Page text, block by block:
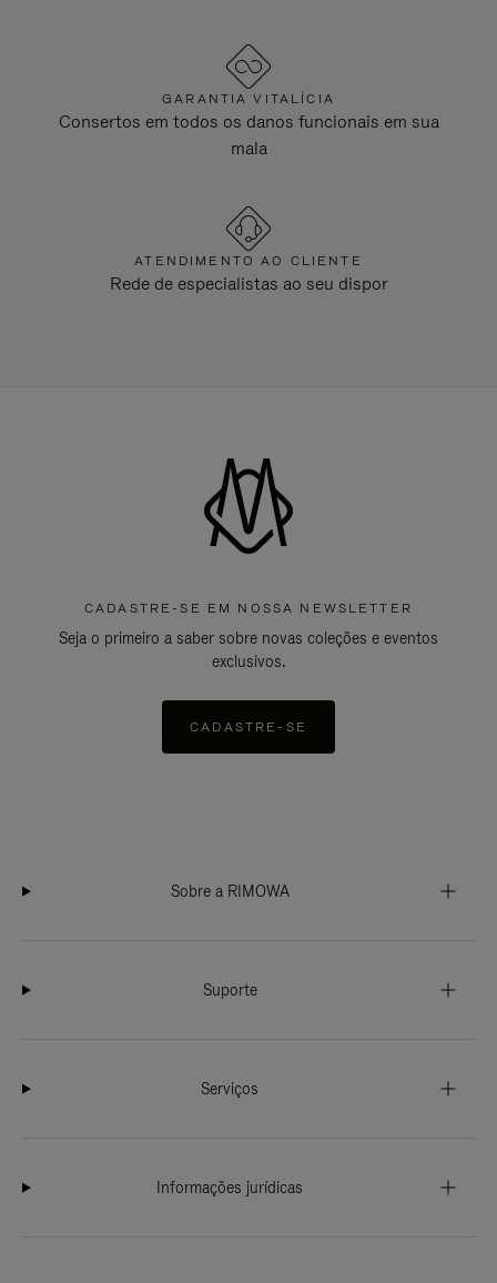
GARANTIA VITALÍCIA
Consertos em todos os danos funcionais em sua
mala
ATENDIMENTO AO CLIENTE
Rede de especialistas ao seu dispor
CADASTRE-SE EM NOSSA NEWSLETTER
Seja o primeiro a saber sobre novas coleções e eventos
exclusivos.
CADASTRE-SE
Sobre a RIMOWA
Suporte
Serviços
Informações jurídicas